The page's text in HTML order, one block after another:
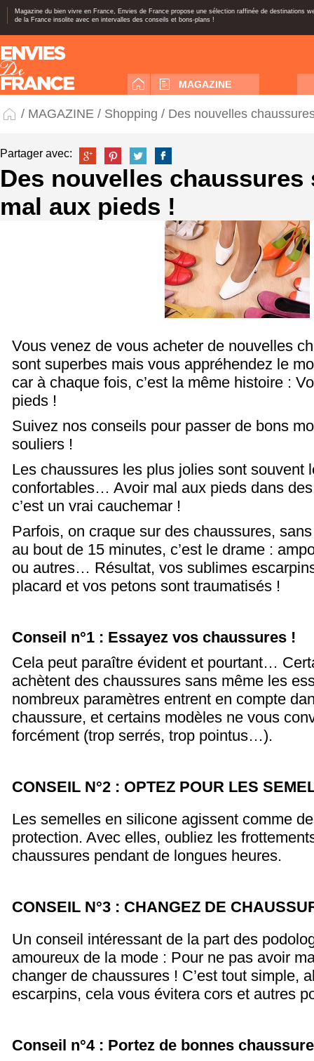
Magazine du bien vivre en France, Envies de France propose une sélection raffinée de destinations
de la France insolite avec en intervalles des conseils et bons-plans !
MAGAZINE
/ MAGAZINE / Shopping / Des nouvelles
Partager avec:
Des nouvelles chaussures
mal aux pieds !
Vous venez de vous acheter de nouvelles
sont superbes mais vous appréhendez le
car à chaque fois, c’est la même histoire :
pieds !
Suivez nos conseils pour passer de bons
souliers !
Les chaussures les plus jolies sont souvent
confortables… Avoir mal aux pieds dans
c’est un vrai cauchemar !
Parfois, on craque sur des chaussures,
au bout de 15 minutes, c’est le drame :
ou autres… Résultat, vos sublimes
placard et vos petons sont traumatisés !
Conseil n°1 : Essayez vos chaussures !
Cela peut paraître évident et pourtant…
achètent des chaussures sans même les
nombreux paramètres entrent en compte
chaussure, et certains modèles ne vous
forcément (trop serrés, trop pointus…).
CONSEIL N°2 : OPTEZ POUR LES
Les semelles en silicone agissent comme
protection. Avec elles, oubliez les
chaussures pendant de longues heures.
CONSEIL N°3 : CHANGEZ DE
Un conseil intéressant de la part des
amoureux de la mode : Pour ne pas avoir
changer de chaussures ! C’est tout simple,
escarpins, cela vous évitera cors et autres
Conseil n°4 : Portez de bonnes